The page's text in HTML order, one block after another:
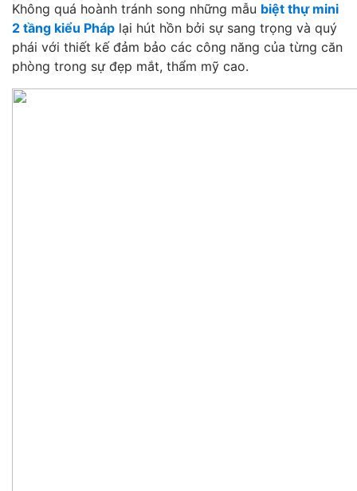
Không quá hoành tránh song những mẫu biệt thự mini
2 tầng kiểu Pháp lại hút hồn bởi sự sang trọng và quý
phái với thiết kế đảm bảo các công năng của từng căn
phòng trong sự đẹp mắt, thẩm mỹ cao.